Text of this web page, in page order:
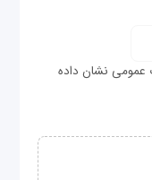
نشان داده